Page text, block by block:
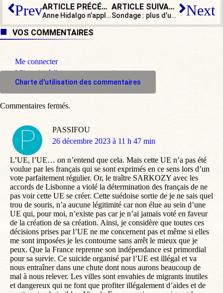
Prev ARTICLE PRÉCÉDENT
Anne Hidalgo n’appliquera pas la loi Immigration : et si Macron la révoquait ?
ARTICLE SUIVANT
Sondage : plus d’un jeune sur deux se dit tenté de quitter la France Next
VOS COMMENTAIRES
Me connecter
M'inscrire à l'espace commentaire
Charte d'utilisation des commentaires
PASSIFOU
dit
26 décembre 2023 à 11 h 47 min
L’UE, l’UE… on n’entend que cela. Mais cette UE n’a pas été
voulue par les français qui se sont exprimés en ce sens lors d’un
vote parfaitement régulier. Or, le traître SARKOZY avec les
accords de Lisbonne a violé la détermination des français de ne
pas voir cette UE se créer. Cette suédoise sortie de je ne sais quel
trou de souris, n’a aucune légitimité car non élue au sein d’une
UE qui, pour moi, n’existe pas car je n’ai jamais voté en faveur
de la création de sa création. Ainsi, je considère que toutes ces
décisions prises par l’UE ne me concernent pas et même si elles
me sont imposées je les contourne sans arrêt le mieux que je
peux. Que la France reprenne son indépendance est primordial
pour sa survie. Ce suicide organisé par l’UE est illégal et va
nous entraîner dans une chute dont nous aurons beaucoup de
mal à nous relever. Les villes sont envahies de migrants inutiles
et dangereux qui ne font que profiter illégalement d’aides et de
Commentaires fermés.